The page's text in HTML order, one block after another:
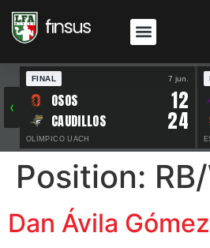
‹
FINAL 7 jun.
OSOS 12
CAUDILLOS 24
OLÍMPICO UACH
Position:
Dan Ávila Gómez